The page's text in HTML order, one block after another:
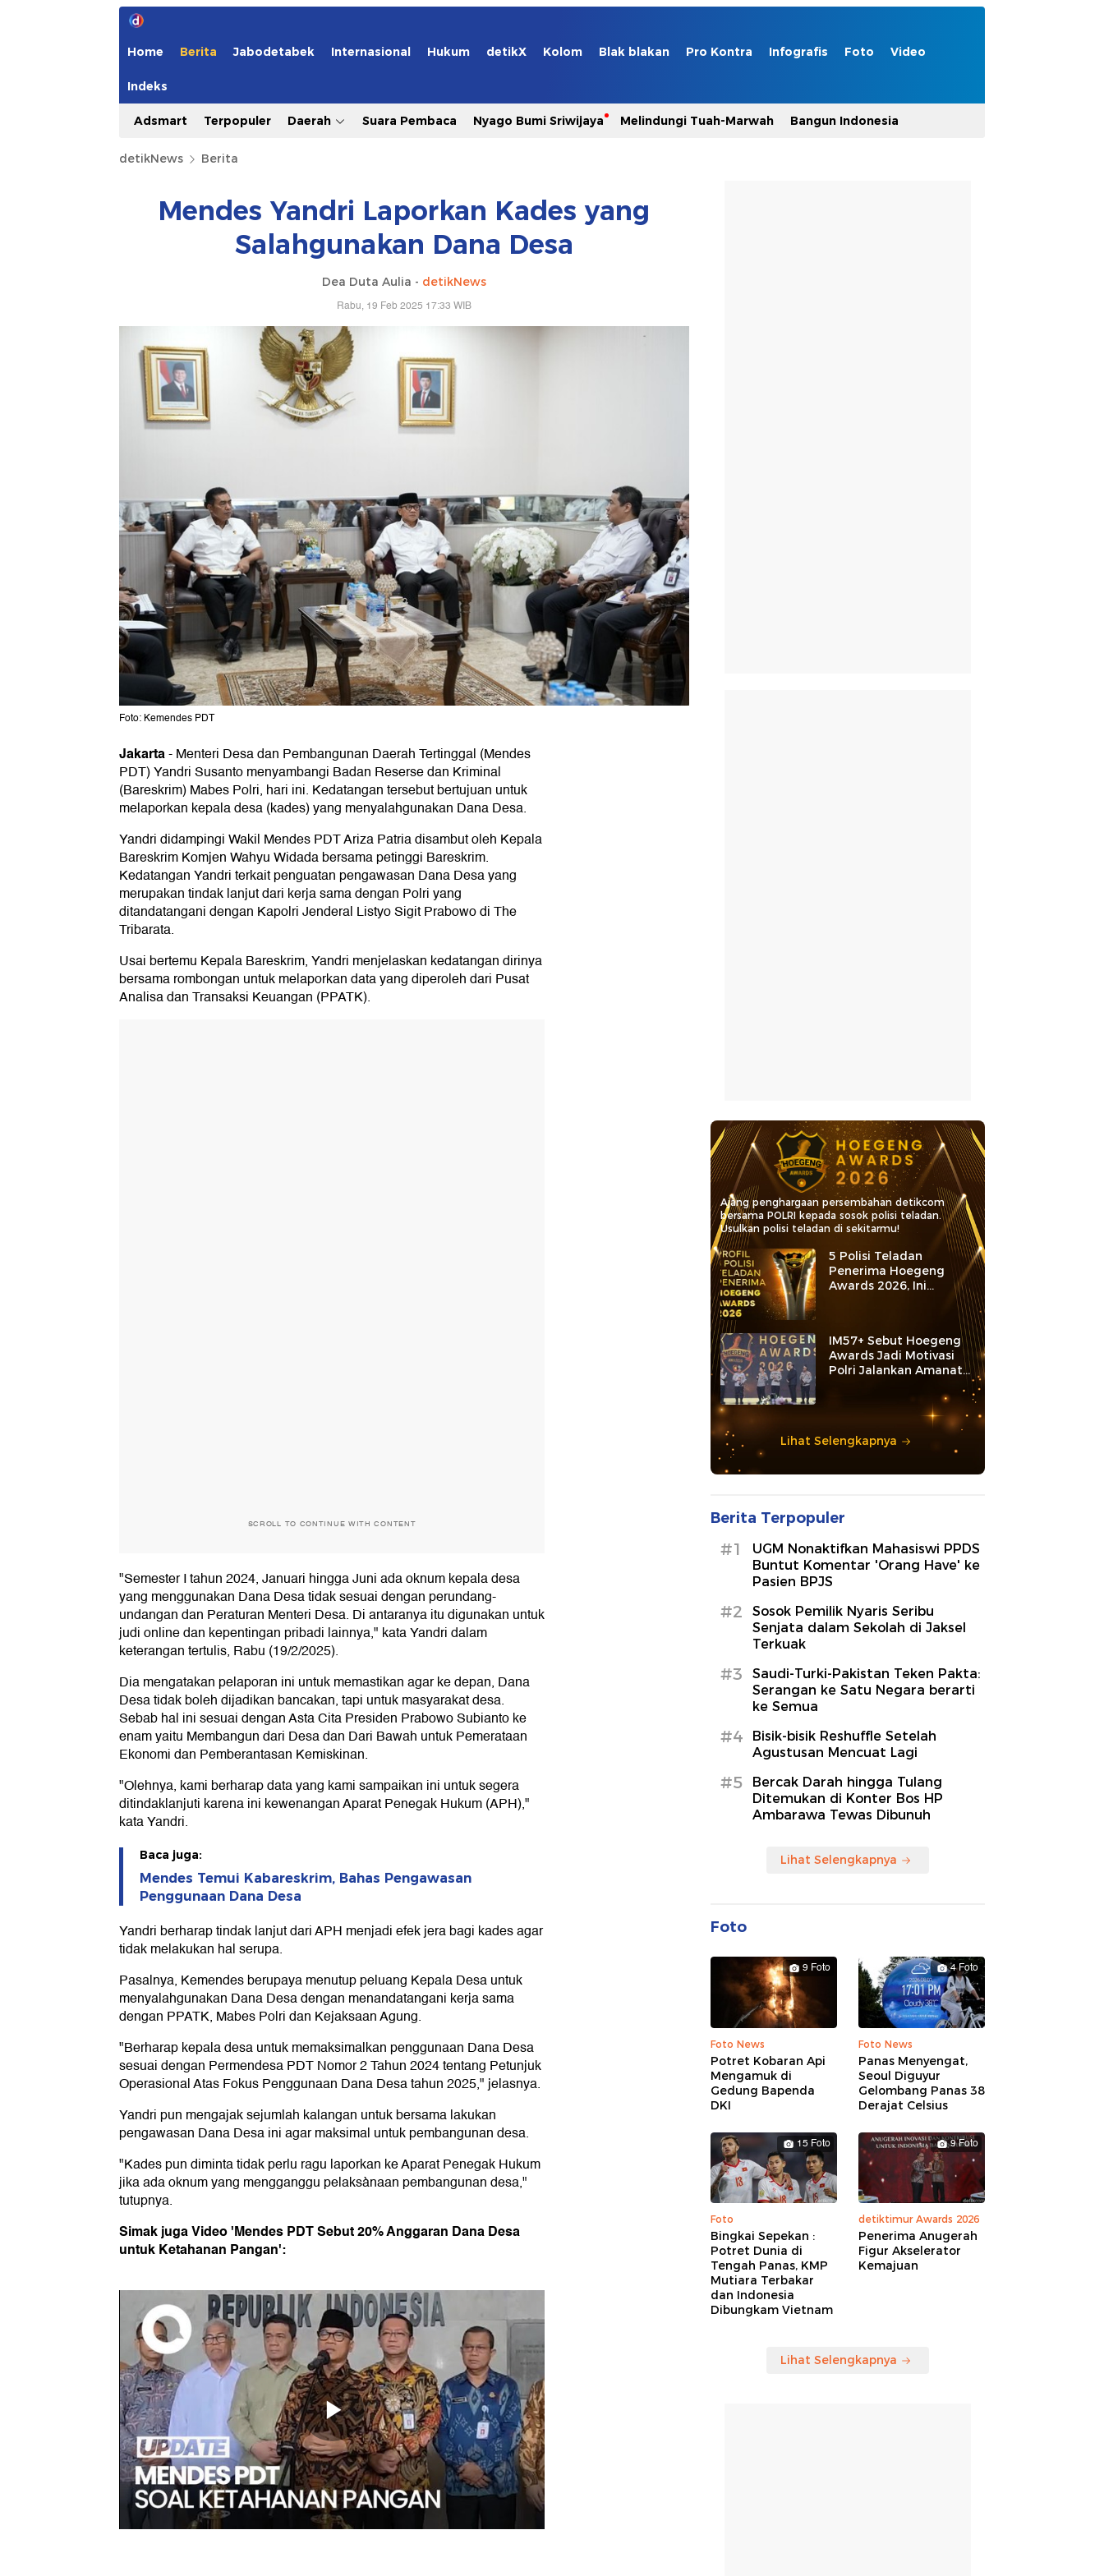
Home Berita Jabodetabek Internasional Hukum detikX Kolom Blak blakan Pro Kontra Infografis Foto Video
Indeks
Adsmart Terpopuler Daerah Suara Pembaca Nyago Bumi Sriwijaya Melindungi Tuah-Marwah Bangun Indonesia
detikNews Berita
Mendes Yandri Laporkan Kades yang
Salahgunakan Dana Desa
Dea Duta Aulia - detikNews
Rabu, 19 Feb 2025 17:33 WIB
Foto: Kemendes PDT
Jakarta-Menteri Desa dan Pembangunan Daerah Tertinggal (Mendes
PDT) Yandri Susanto menyambangi Badan Reserse dan Kriminal
(Bareskrim) Mabes Polri, hari ini. Kedatangan tersebut bertujuan untuk
melaporkan kepala desa (kades) yang menyalahgunakan Dana Desa.
Yandri didampingi Wakil Mendes PDT Ariza Patria disambut oleh Kepala
Bareskrim Komjen Wahyu Widada bersama petinggi Bareskrim.
Kedatangan Yandri terkait penguatan pengawasan Dana Desa yang
merupakan tindak lanjut dari kerja sama dengan Polri yang
ditandatangani dengan Kapolri Jenderal Listyo Sigit Prabowo di The
Tribarata.
Usai bertemu Kepala Bareskrim, Yandri menjelaskan kedatangan dirinya
bersama rombongan untuk melaporkan data yang diperoleh dari Pusat
Analisa dan Transaksi Keuangan (PPATK).
SCROLL TO CONTINUE WITH CONTENT
"Semester I tahun 2024, Januari hingga Juni ada oknum kepala desa
yang menggunakan Dana Desa tidak sesuai dengan perundang-
undangan dan Peraturan Menteri Desa. Di antaranya itu digunakan untuk
judi online dan kepentingan pribadi lainnya," kata Yandri dalam
keterangan tertulis, Rabu (19/2/2025).
Dia mengatakan pelaporan ini untuk memastikan agar ke depan, Dana
Desa tidak boleh dijadikan bancakan, tapi untuk masyarakat desa.
Sebab hal ini sesuai dengan Asta Cita Presiden Prabowo Subianto ke
enam yaitu Membangun dari Desa dan Dari Bawah untuk Pemerataan
Ekonomi dan Pemberantasan Kemiskinan.
"Olehnya, kami berharap data yang kami sampaikan ini untuk segera
ditindaklanjuti karena ini kewenangan Aparat Penegak Hukum (APH),"
kata Yandri.
Baca juga:
Mendes Temui Kabareskrim, Bahas Pengawasan
Penggunaan Dana Desa
Yandri berharap tindak lanjut dari APH menjadi efek jera bagi kades agar
tidak melakukan hal serupa.
Pasalnya, Kemendes berupaya menutup peluang Kepala Desa untuk
menyalahgunakan Dana Desa dengan menandatangani kerja sama
dengan PPATK, Mabes Polri dan Kejaksaan Agung.
"Berharap kepala desa untuk memaksimalkan penggunaan Dana Desa
sesuai dengan Permendesa PDT Nomor 2 Tahun 2024 tentang Petunjuk
Operasional Atas Fokus Penggunaan Dana Desa tahun 2025," jelasnya.
Yandri pun mengajak sejumlah kalangan untuk bersama lakukan
pengawasan Dana Desa ini agar maksimal untuk pembangunan desa.
"Kades pun diminta tidak perlu ragu laporkan ke Aparat Penegak Hukum
jika ada oknum yang mengganggu pelaksànaan pembangunan desa,"
tutupnya.
Simak juga Video 'Mendes PDT Sebut 20% Anggaran Dana Desa
untuk Ketahanan Pangan':
Ajang penghargaan persembahan detikcom
bersama POLRI kepada sosok polisi teladan.
Usulkan polisi teladan di sekitarmu!
5 Polisi Teladan
Penerima Hoegeng
Awards 2026, Ini
Kategori dan Kiprahnya
IM57+ Sebut Hoegeng
Awards Jadi Motivasi
Polri Jalankan Amanat
Lihat Selengkapnya
Berita Terpopuler
#1
UGM Nonaktifkan Mahasiswi PPDS
Buntut Komentar 'Orang Have' ke
Pasien BPJS
#2
Sosok Pemilik Nyaris Seribu
Senjata dalam Sekolah di Jaksel
Terkuak
#3
Saudi-Turki-Pakistan Teken Pakta:
Serangan ke Satu Negara berarti
ke Semua
#4
Bisik-bisik Reshuffle Setelah
Agustusan Mencuat Lagi
#5
Bercak Darah hingga Tulang
Ditemukan di Konter Bos HP
Ambarawa Tewas Dibunuh
Lihat Selengkapnya
Foto
9 Foto
Foto News
Potret Kobaran Api
Mengamuk di
Gedung Bapenda
DKI
4 Foto
Foto News
Panas Menyengat,
Seoul Diguyur
Gelombang Panas 38
Derajat Celsius
15 Foto
Foto
Bingkai Sepekan :
Potret Dunia di
Tengah Panas, KMP
Mutiara Terbakar
dan Indonesia
Dibungkam Vietnam
9 Foto
detiktimur Awards 2026
Penerima Anugerah
Figur Akselerator
Kemajuan
Lihat Selengkapnya